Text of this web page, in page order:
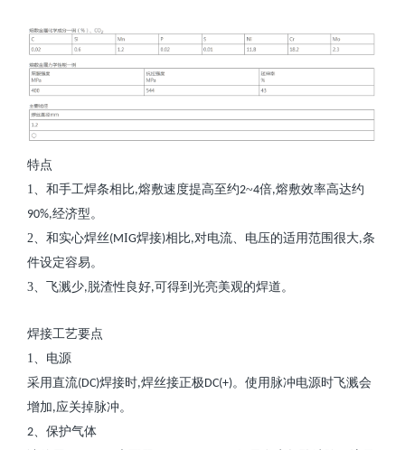
特点
1、 和手工焊条相比,熔敷速度提高至约2~4倍,熔敷效率高达约
90%,经济型。
2、 和实心焊丝(MIG焊接)相比,对电流、电压的适用范围很大,条
件设定容易。
3、 飞溅少,脱渣性良好,可得到光亮美观的焊道。
焊接工艺要点
1、 电源
采用直流(DC)焊接时,焊丝接正极DC(+)。使用脉冲电源时飞溅会
增加,应关掉脉冲。
2、 保护气体